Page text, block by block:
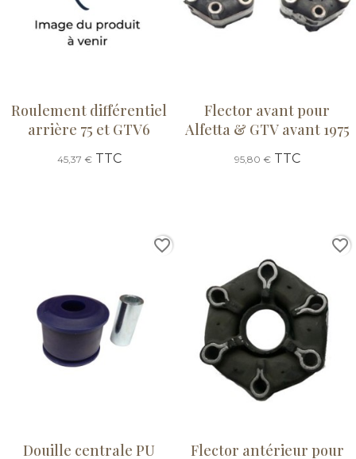
Roulement différentiel
arrière 75 et GTV6
45,37 €TTC
Flector avant pour
Alfetta & GTV avant 1975
95,80 €TTC
Douille centrale PU
favorite_border
Flector antérieur pour
favorite_border